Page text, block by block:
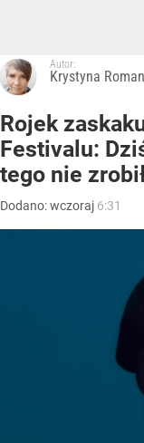
Autor:
Krystyna
Rojek
Festivalu:
tego nie
Dodano:wczoraj 6:31